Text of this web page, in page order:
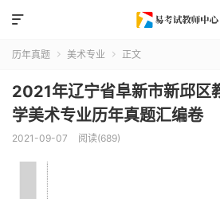

历年真题  美术专业  正文
2021年辽宁省阜新市新邱区
学美术专业历年真题汇编卷
2021-09-07 阅读(689)